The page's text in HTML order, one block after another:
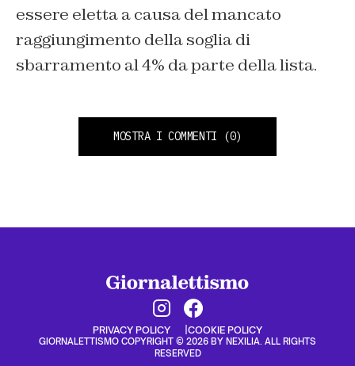
essere eletta a causa del mancato
raggiungimento della soglia di
sbarramento al 4% da parte della lista.
MOSTRA I COMMENTI (0)
PRIVACY POLICY COOKIE POLICY
GIORNALETTISMO COPYRIGHT © 2026 BY NEXILIA. ALL RIGHTS
RESERVED